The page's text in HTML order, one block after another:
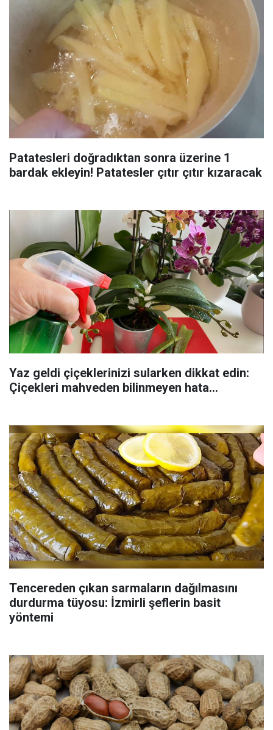
Patatesleri doğradıktan sonra üzerine 1
bardak ekleyin! Patatesler çıtır çıtır kızaracak
Yaz geldi çiçeklerinizi sularken dikkat edin:
Çiçekleri mahveden bilinmeyen hata...
Tencereden çıkan sarmaların dağılmasını
durdurma tüyosu: İzmirli şeflerin basit
yöntemi